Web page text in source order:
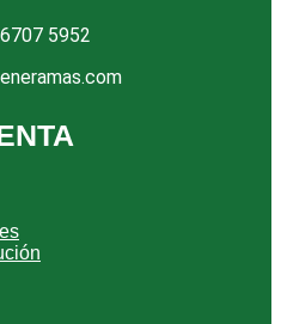
5952